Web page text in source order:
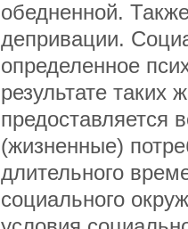
обедненной.
депривации.
определенное
результате таких
предоставляется
(жизненные)
длительного
социального